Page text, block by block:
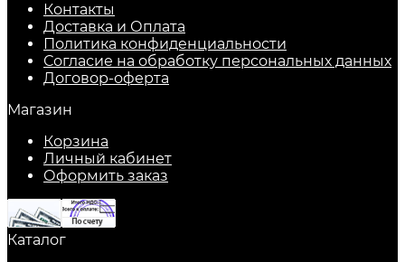
Контакты
Доставка и Оплата
Политика конфиденциальности
Согласие на обработку персональных данных
Договор-оферта
Магазин
Корзина
Личный кабинет
Оформить заказ
Каталог